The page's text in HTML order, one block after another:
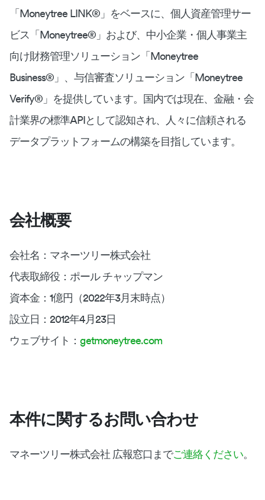
「Moneytree LINK®︎」をベースに、個人資産管理サー
ビス「Moneytree®︎」および、中小企業・個人事業主
向け財務管理ソリューション「Moneytree
Business®︎」、与信審査ソリューション「Moneytree
Verify®︎」を提供しています。国内では現在、金融・会
計業界の標準APIとして認知され、人々に信頼される
データプラットフォームの構築を目指しています。
会社概要
会社名：マネーツリー株式会社
代表取締役：ポール チャップマン
資本金：1億円（2022年3月末時点）
設立日：2012年4月23日
ウェブサイト： getmoneytree.com
本件に関するお問い合わせ
マネーツリー株式会社 広報窓口までご連絡ください。